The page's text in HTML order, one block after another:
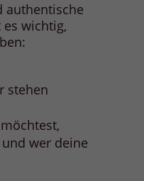
authentische
wichtig,
stehen
wer deine